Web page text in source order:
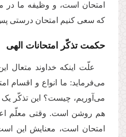
امتحان است، و وظیفه ما در
که سعی کنیم امتحان درستی
حکمت تذکّر امتحانات الهی
علّت اینکه خداوند متعال
می‌فرماید: ما انواع و اقسام
می‌آوریم، چیست؟ این تذکّر
هم روشن است. وقتی معلّم
امتحان است، معنایش این